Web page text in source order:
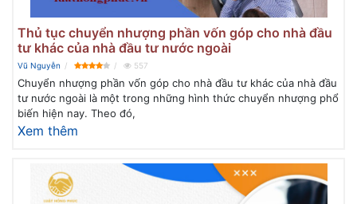
Thủ tục chuyển nhượng phần vốn góp cho nhà đầu
tư khác của nhà đầu tư nước ngoài
Vũ Nguyễn 557
Chuyển nhượng phần vốn góp cho nhà đầu tư khác của nhà đầu
tư nước ngoài là một trong những hình thức chuyển nhượng phổ
biến hiện nay. Theo đó,
Xem thêm